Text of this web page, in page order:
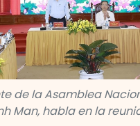
de la Asamblea
Man, habla en la